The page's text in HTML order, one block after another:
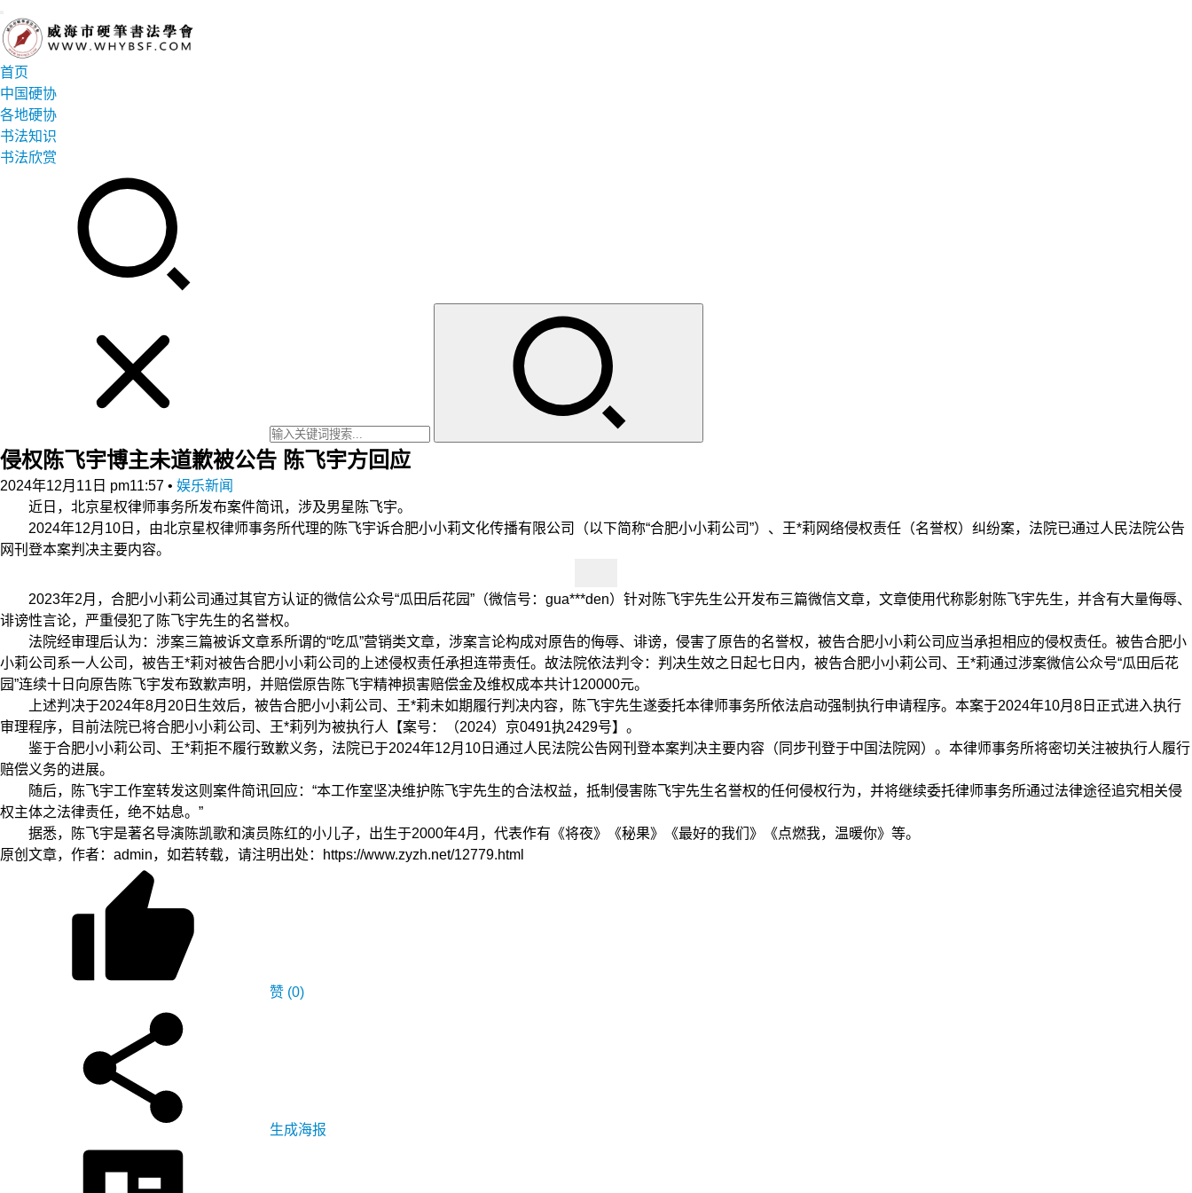
首页
中国硬协
各地硬协
书法知识
书法欣赏
侵权陈飞宇博主未道歉被公告 陈飞宇方回应
2024年12月11日 pm11:57 • 娱乐新闻
近日，北京星权律师事务所发布案件简讯，涉及男星陈飞宇。
2024年12月10日，由北京星权律师事务所代理的陈飞宇诉合肥小小莉文化传播有限公司（以下简称“合肥小小莉公司”）、王*莉网络侵权责任（名誉权）纠纷案，法院已通过人民法院公告
网刊登本案判决主要内容。
2023年2月，合肥小小莉公司通过其官方认证的微信公众号“瓜田后花园”（微信号：gua***den）针对陈飞宇先生公开发布三篇微信文章，文章使用代称影射陈飞宇先生，并含有大量侮辱、
诽谤性言论，严重侵犯了陈飞宇先生的名誉权。
法院经审理后认为：涉案三篇被诉文章系所谓的“吃瓜”营销类文章，涉案言论构成对原告的侮辱、诽谤，侵害了原告的名誉权，被告合肥小小莉公司应当承担相应的侵权责任。被告合肥小
小莉公司系一人公司，被告王*莉对被告合肥小小莉公司的上述侵权责任承担连带责任。故法院依法判令：判决生效之日起七日内，被告合肥小小莉公司、王*莉通过涉案微信公众号“瓜田后花
园”连续十日向原告陈飞宇发布致歉声明，并赔偿原告陈飞宇精神损害赔偿金及维权成本共计120000元。
上述判决于2024年8月20日生效后，被告合肥小小莉公司、王*莉未如期履行判决内容，陈飞宇先生遂委托本律师事务所依法启动强制执行申请程序。本案于2024年10月8日正式进入执行
审理程序，目前法院已将合肥小小莉公司、王*莉列为被执行人【案号：（2024）京0491执2429号】。
鉴于合肥小小莉公司、王*莉拒不履行致歉义务，法院已于2024年12月10日通过人民法院公告网刊登本案判决主要内容（同步刊登于中国法院网）。本律师事务所将密切关注被执行人履行
赔偿义务的进展。
随后，陈飞宇工作室转发这则案件简讯回应：“本工作室坚决维护陈飞宇先生的合法权益，抵制侵害陈飞宇先生名誉权的任何侵权行为，并将继续委托律师事务所通过法律途径追究相关侵
权主体之法律责任，绝不姑息。”
据悉，陈飞宇是著名导演陈凯歌和演员陈红的小儿子，出生于2000年4月，代表作有《将夜》《秘果》《最好的我们》《点燃我，温暖你》等。
原创文章，作者：admin，如若转载，请注明出处：https://www.zyzh.net/12779.html
赞 (0)
生成海报